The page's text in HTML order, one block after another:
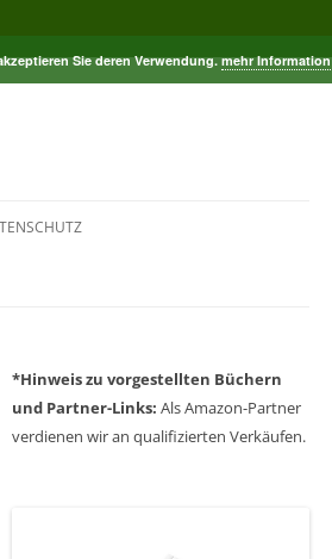
*Hinweis zu vorgestellten Büchern
und Partner-Links: Als Amazon-Partner
verdienen wir an qualifizierten Verkäufen.
Sie deren Verwendung.mehr Information